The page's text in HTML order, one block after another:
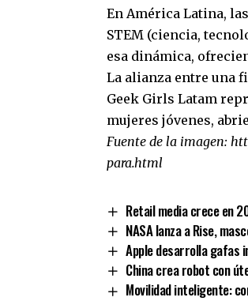
En América Latina,
STEM (ciencia,
esa dinámica,
La alianza entre una
Geek Girls Latam
mujeres jóvenes,
Fuente de la imagen:
para.html
Retail media crece en
NASA lanza a Rise,
Apple desarrolla gafas
China crea robot con
Movilidad inteligente: